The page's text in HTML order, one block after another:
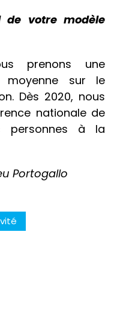
votre modèle
prenons une
moyenne sur le
Dès 2020, nous
nationale de
personnes à la
Portogallo